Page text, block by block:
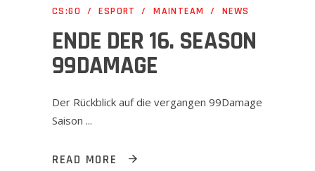
CS:GO
ESPORT MAINTEAM NEWS
ENDE DER 16. SEASON
99DAMAGE
Der Rückblick auf die vergangen 99Damage
Saison
READ MORE